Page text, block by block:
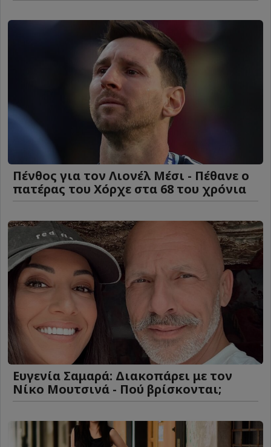
Πένθος για τον Λιονέλ Μέσι - Πέθανε ο
πατέρας του Χόρχε στα 68 του χρόνια
Ευγενία Σαμαρά: Διακοπάρει με τον
Νίκο Μουτσινά - Πού βρίσκονται;